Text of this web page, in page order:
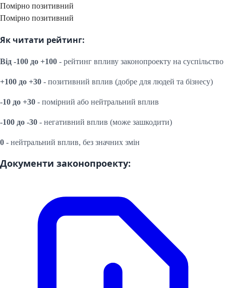
Помірно позитивний
Помірно позитивний
Як читати рейтинг:
Від -100 до +100 - рейтинг впливу законопроекту на суспільство
+100 до +30 - позитивний вплив (добре для людей та бізнесу)
-10 до +30 - помірний або нейтральний вплив
-100 до -30 - негативний вплив (може зашкодити)
0 - нейтральний вплив, без значних змін
Документи законопроекту: